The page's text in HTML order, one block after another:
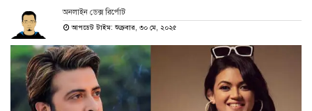
অনলাইন ডেক্স রির্পোট
আপডেট টাইম: শুক্রবার, ৩০ মে, ২০২৫